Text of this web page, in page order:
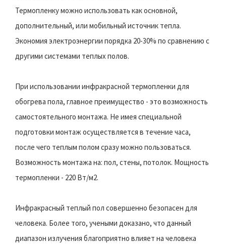
Термопленку можно использовать как основной,
дополнительный, или мобильный источник тепла.
Экономия электроэнергии порядка 20-30% по сравнению с
другими системами теплых полов.
При использовании инфракрасной термопленки для
обогрева пола, главное преимущество - это возможность
самостоятельного монтажа. Не имея специальной
подготовки монтаж осуществляется в течение часа,
после чего теплым полом сразу можно пользоваться.
Возможность монтажа на: пол, стены, потолок. Мощность
термопленки - 220 Вт/м2.
Инфракрасный теплый пол совершенно безопасен для
человека. Более того, учеными доказано, что данный
диапазон излучения благоприятно влияет на человека